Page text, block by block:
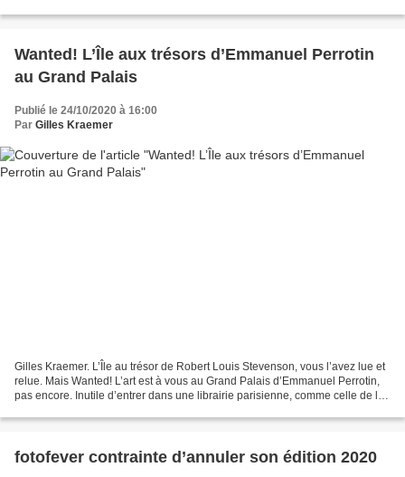
Wanted! L’Île aux trésors d’Emmanuel Perrotin
au Grand Palais
Publié le 24/10/2020 à 16:00
Par Gilles Kraemer
Gilles Kraemer. L’Île au trésor de Robert Louis Stevenson, vous l’avez lue et
relue. Mais Wanted! L’art est à vous au Grand Palais d’Emmanuel Perrotin,
pas encore. Inutile d’entrer dans une librairie parisienne, comme celle de la
fotofever contrainte d’annuler son édition 2020